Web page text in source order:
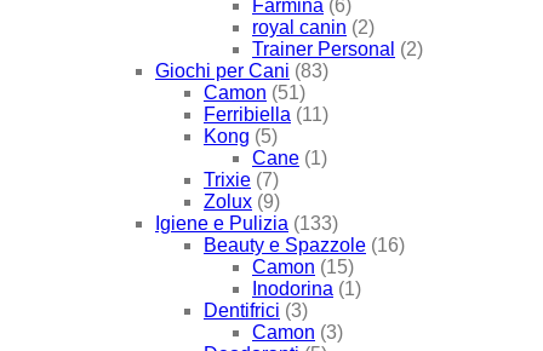
Farmina (6)
royal canin (2)
Trainer Personal (2)
Giochi per Cani (83)
Camon (51)
Ferribiella (11)
Kong (5)
Cane (1)
Trixie (7)
Zolux (9)
Igiene e Pulizia (133)
Beauty e Spazzole (16)
Camon (15)
Inodorina (1)
Dentifrici (3)
Camon (3)